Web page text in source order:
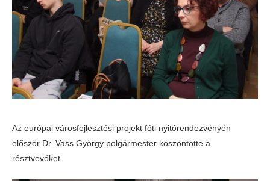
Az európai városfejlesztési projekt fóti nyitórendezvényén
először Dr. Vass György polgármester köszöntötte a
résztvevőket.